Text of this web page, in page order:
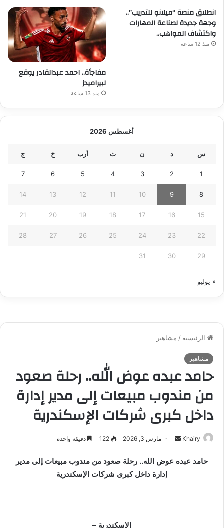
انطلاق منصة “ميلانو للتدريب”..
وجهة جديدة لصناعة المهارات
واكتشاف المواهب..
منذ 12 ساعة
مفاجأة.. احمد عبدالقادر يوقع
لبيراميدز
منذ 13 ساعة
أغسطس 2026
س د ن ث أرب خ ج
1
2
3
4
5
6
7
8
9
10
11
12
13
14
15
16
17
18
19
20
21
22
23
24
25
26
27
28
29
30
31
« يوليو